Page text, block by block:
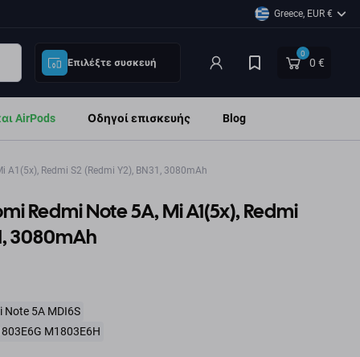
Greece, EUR €
Επιλέξτε συσκευή
0
0 €
AirPods Οδηγοί επισκευής Blog
Redmi S2 (Redmi Y2), BN31, 3080mAh
Redmi Note 5A, Mi A1(5x), Redmi
3080mAh
Note 5A MDI6S
M1803E6H